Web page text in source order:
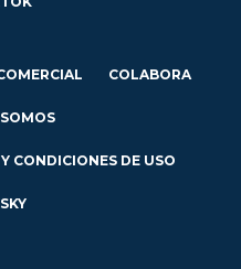
COLABORA
CONDICIONES DE USO